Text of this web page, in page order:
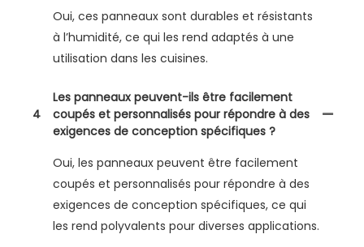
Oui, ces panneaux sont durables et résistants
à l’humidité, ce qui les rend adaptés à une
utilisation dans les cuisines.
4
Les panneaux peuvent-ils être facilement
coupés et personnalisés pour répondre à des
exigences de conception spécifiques ?
Oui, les panneaux peuvent être facilement
coupés et personnalisés pour répondre à des
exigences de conception spécifiques, ce qui
les rend polyvalents pour diverses applications.